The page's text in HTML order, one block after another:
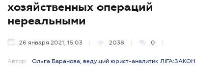
хозяйственных операций
нереальными
26 января 2021, 15:03 2038 0
Автор:
Ольга Баранова, ведущий юрист-аналитик ЛІГА:ЗАКОН